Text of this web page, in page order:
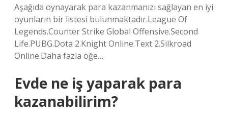
Aşağıda oynayarak para kazanmanızı sağlayan en iyi
oyunların bir listesi bulunmaktadır.League Of
Legends.Counter Strike Global Offensive.Second
Life.PUBG.Dota 2.Knight Online.Text 2.Silkroad
Online.Daha fazla öğe…
Evde ne iş yaparak para
kazanabilirim?